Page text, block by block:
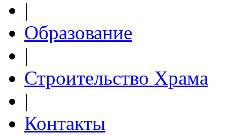
|
Образование
|
Строительство Храма
|
Контакты